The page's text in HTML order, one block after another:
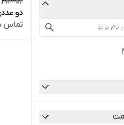
دو
تماس